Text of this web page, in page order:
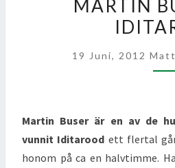
MARTIN
19 Juni, 2012
Martin Buser är en av de
vunnit Iditarood ett flertal
honom på ca en halvtimme.